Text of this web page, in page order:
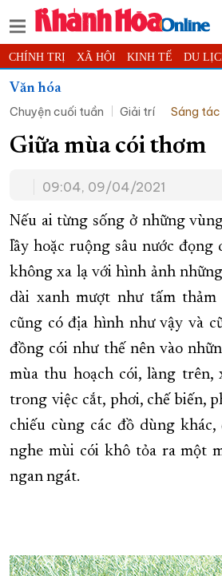
CHÍNH TRỊ XÃ HỘI KINH TẾ DU
THỂ THAO
KHOA HỌC - CÔNG NGHỆ PHÁP LUẬT
THẾ GIỚI MULTIMEDIA VIDEO ĐỌC
QUY HOẠCH TỈNH KHÁNH HÒA
TRƯỜNG SA BIỂN ĐẢO QUÊ HƯƠNG
CHUNG TAY CẢI CÁCH HÀNH CHÍNH
XÂY DỰNG NÔNG THÔN MỚI LỊCH
TÀU - XE - MÁY BAY
KỶ NIỆM 370 NĂM XÂY DỰNG VÀ PHÁT
KHOẢNH KHẮC ĐẸP XỨ TRẦM
XÂY DỰNG KHÁNH HÒA TRỞ THÀNH
ĐẠI HỘI ĐẢNG CÁC CẤP TRANG CHỦ
Văn hóa
Chuyện cuối tuần
Giải trí Sáng tác
Giữa mùa cói thơm
09:04, 09/04/2021
Nếu ai từng sống ở những
lầy hoặc ruộng sâu nước đọng
không xa lạ với hình ảnh
dài xanh mượt như tấm
cũng có địa hình như vậy và
đồng cói như thế nên vào
mùa thu hoạch cói, làng trên,
trong việc cắt, phơi, chế biến,
chiếu cùng các đồ dùng
nghe mùi cói khô tỏa ra một
ngan ngát.